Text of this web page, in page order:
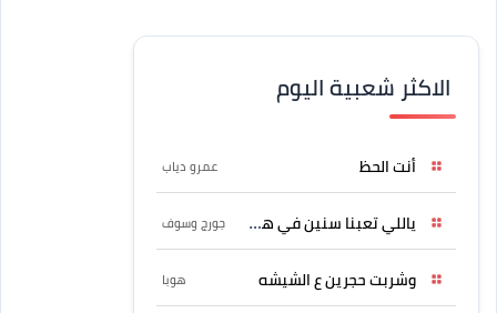
الاكثر شعبية اليوم
أنت الحظ عمرو دياب
ياللي تعبنا سنين في هواه جورج وسوف
وشربت حجرين ع الشيشه هوبا